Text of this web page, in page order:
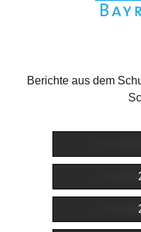
Berichte aus dem